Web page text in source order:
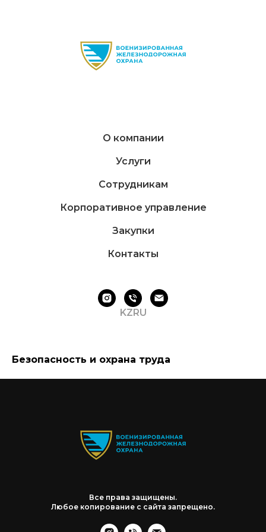
О компании
Услуги
Сотрудникам
Корпоративное управление
Закупки
Контакты
KZ RU
Безопасность и охрана труда
Все права защищены.
Любое копирование с сайта запрещено.